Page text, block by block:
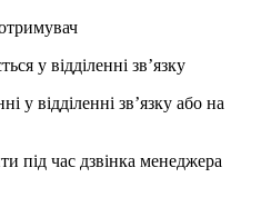
у відділенні зв’язку
у відділенні зв’язку або на
під час дзвінка менеджера